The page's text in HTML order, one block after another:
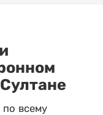
всему